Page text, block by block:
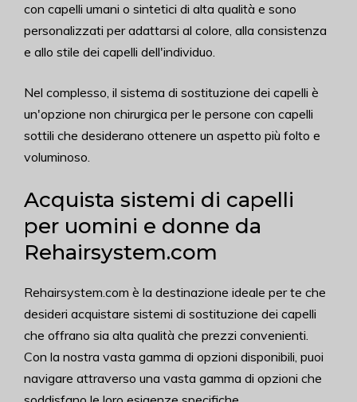
con capelli umani o sintetici di alta qualità e sono
personalizzati per adattarsi al colore, alla consistenza
e allo stile dei capelli dell'individuo.
Nel complesso, il sistema di sostituzione dei capelli è
un'opzione non chirurgica per le persone con capelli
sottili che desiderano ottenere un aspetto più folto e
voluminoso.
Acquista sistemi di capelli
per uomini e donne da
Rehairsystem.com
Rehairsystem.com è la destinazione ideale per te che
desideri acquistare sistemi di sostituzione dei capelli
che offrano sia alta qualità che prezzi convenienti.
Con la nostra vasta gamma di opzioni disponibili, puoi
navigare attraverso una vasta gamma di opzioni che